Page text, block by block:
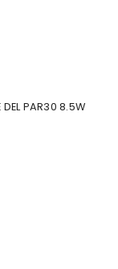
DEL PAR30 8.5W